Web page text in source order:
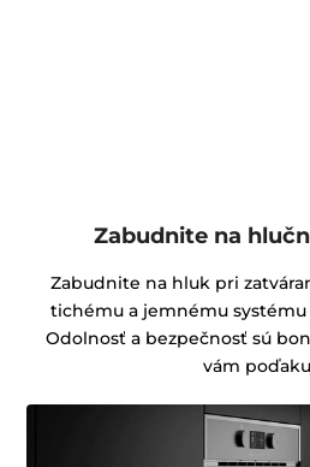
Zabudnite na
Zabudnite na hluk pri
tichému a jemnému systému
Odolnosť a bezpečnosť sú
vám